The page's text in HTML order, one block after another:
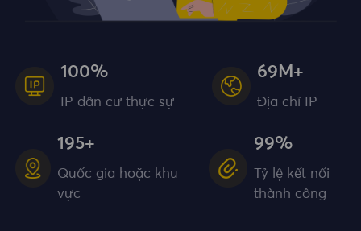
100%
IP dân cư thực sự
69M+
Địa chỉ IP
195+
Quốc gia hoặc khu
vực
99%
Tỷ lệ kết nối
thành công